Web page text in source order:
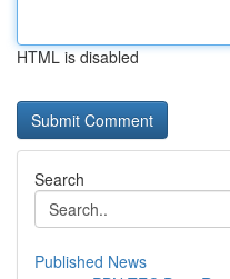
HTML is disabled
Search
Published News